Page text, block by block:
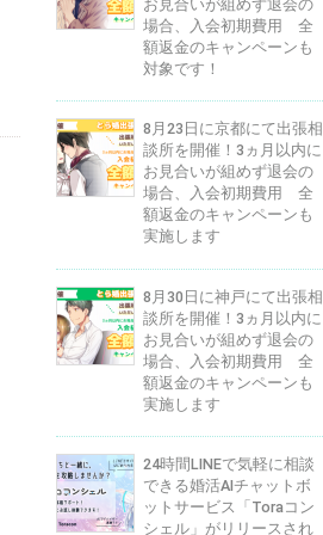
お見合いが組めず退会の
場合、入会初期費用 全
額返金のキャンペーンも
対象です！
8月23日に京都にて出張相
談所を開催！3ヵ月以内に
お見合いが組めず退会の
場合、入会初期費用 全
額返金のキャンペーンも
実施します
8月30日に神戸にて出張相
談所を開催！3ヵ月以内に
お見合いが組めず退会の
場合、入会初期費用 全
額返金のキャンペーンも
実施します
24時間LINEで気軽に相談
できる婚活AIチャットボ
ットサービス「Toraコン
シェル」がリリースされ